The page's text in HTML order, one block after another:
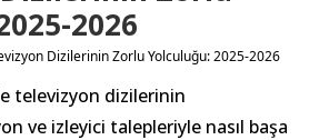
2026
Dizilerinin Zorlu Yolculuğu: 2025-2026
televizyon dizilerinin
ve izleyici talepleriyle nasıl başa